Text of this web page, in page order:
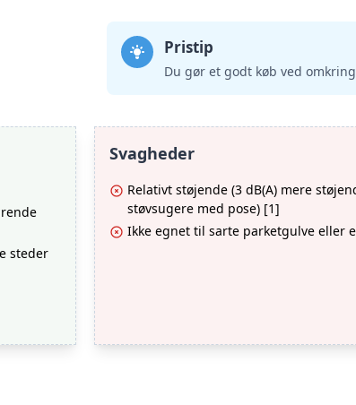
Pristip
Du gør et godt køb ved omkring
steder
Svagheder
Relativt støjende (3 dB(A) mere
støvsugere med pose) [1]
Ikke egnet til sarte parketgulve eller